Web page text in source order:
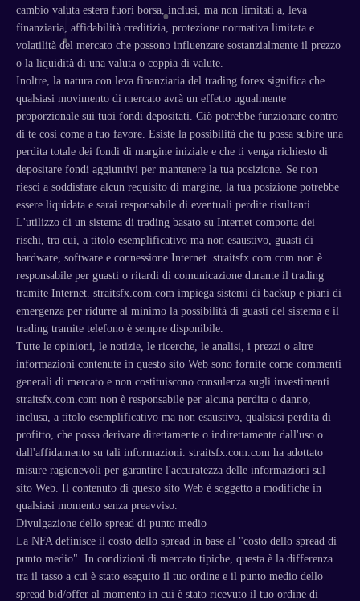
cambio valuta estera fuori borsa, inclusi, ma non limitati a, leva
finanziaria, affidabilità creditizia, protezione normativa limitata e
volatilità del mercato che possono influenzare sostanzialmente il prezzo
o la liquidità di una valuta o coppia di valute.
Inoltre, la natura con leva finanziaria del trading forex significa che
qualsiasi movimento di mercato avrà un effetto ugualmente
proporzionale sui tuoi fondi depositati. Ciò potrebbe funzionare contro
di te così come a tuo favore. Esiste la possibilità che tu possa subire una
perdita totale dei fondi di margine iniziale e che ti venga richiesto di
depositare fondi aggiuntivi per mantenere la tua posizione. Se non
riesci a soddisfare alcun requisito di margine, la tua posizione potrebbe
essere liquidata e sarai responsabile di eventuali perdite risultanti.
L'utilizzo di un sistema di trading basato su Internet comporta dei
rischi, tra cui, a titolo esemplificativo ma non esaustivo, guasti di
hardware, software e connessione Internet. straitsfx.com.com non è
responsabile per guasti o ritardi di comunicazione durante il trading
tramite Internet. straitsfx.com.com impiega sistemi di backup e piani di
emergenza per ridurre al minimo la possibilità di guasti del sistema e il
trading tramite telefono è sempre disponibile.
Tutte le opinioni, le notizie, le ricerche, le analisi, i prezzi o altre
informazioni contenute in questo sito Web sono fornite come commenti
generali di mercato e non costituiscono consulenza sugli investimenti.
straitsfx.com.com non è responsabile per alcuna perdita o danno,
inclusa, a titolo esemplificativo ma non esaustivo, qualsiasi perdita di
profitto, che possa derivare direttamente o indirettamente dall'uso o
dall'affidamento su tali informazioni. straitsfx.com.com ha adottato
misure ragionevoli per garantire l'accuratezza delle informazioni sul
sito Web. Il contenuto di questo sito Web è soggetto a modifiche in
qualsiasi momento senza preavviso.
Divulgazione dello spread di punto medio
La NFA definisce il costo dello spread in base al "costo dello spread di
punto medio". In condizioni di mercato tipiche, questa è la differenza
tra il tasso a cui è stato eseguito il tuo ordine e il punto medio dello
spread bid/offer al momento in cui è stato ricevuto il tuo ordine di